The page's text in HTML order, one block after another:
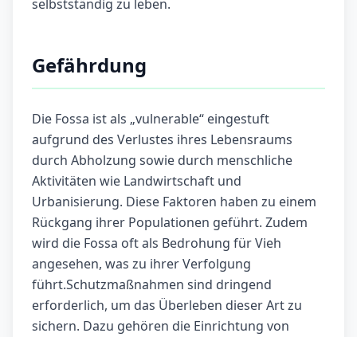
selbstständig zu leben.
Gefährdung
Die Fossa ist als „vulnerable“ eingestuft
aufgrund des Verlustes ihres Lebensraums
durch Abholzung sowie durch menschliche
Aktivitäten wie Landwirtschaft und
Urbanisierung. Diese Faktoren haben zu einem
Rückgang ihrer Populationen geführt. Zudem
wird die Fossa oft als Bedrohung für Vieh
angesehen, was zu ihrer Verfolgung
führt.Schutzmaßnahmen sind dringend
erforderlich, um das Überleben dieser Art zu
sichern. Dazu gehören die Einrichtung von